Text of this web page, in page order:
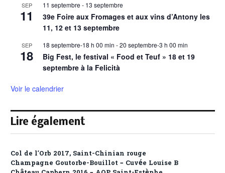
SEP
11
11 septembre - 13 septembre
39e Foire aux Fromages et aux vins d’Antony les
11, 12 et 13 septembre
SEP
18
18 septembre-18 h 00 min -20 septembre-3 h 00 min
Big Fest, le festival « Food et Teuf » 18 et 19
septembre à la Felicità
Voir le calendrier
Lire également
Col de l’Orb 2017, Saint-Chinian rouge
Champagne Goutorbe-Bouillot – Cuvée Louise B